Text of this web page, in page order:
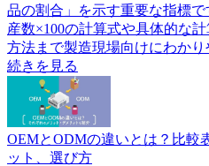
品の割合」を示す重要な指標
産数×100の計算式や具体的な
方法まで製造現場向けにわかり
続きを見る
OEMとODMの違いとは？比較
ット、選び方